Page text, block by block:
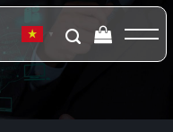
▼